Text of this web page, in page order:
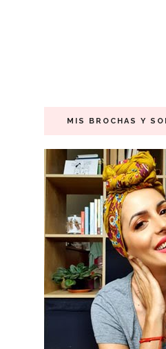
MIS BROCHAS Y